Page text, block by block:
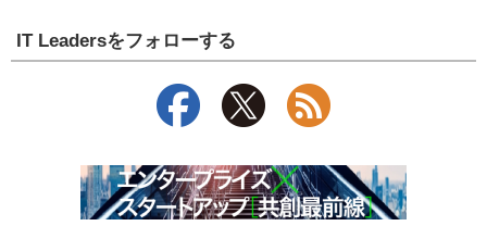
IT Leadersをフォローする